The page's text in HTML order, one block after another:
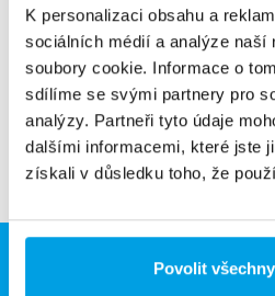
K personalizaci obsahu a
sociálních médií a analýze
soubory cookie. Informace o
sdílíme se svými partnery pro
analýzy. Partneři tyto údaje
dalšími informacemi, které jste
získali v důsledku toho, že
Povolit
Uhlíková filtrace za účelem
chlóru, chuti a zápachu.
Vidět víc